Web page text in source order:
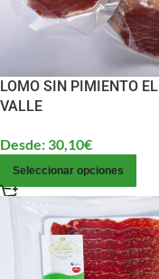
LOMO SIN PIMIENTO EL
VALLE
Desde: 30,10€
Seleccionar opciones